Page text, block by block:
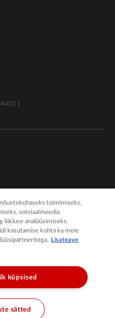
toimimiseks,
sotsiaalmeedia
liikluse analüüsimiseks.
kasutamise kohta ka meie
Lisateave
küpsised
sätted